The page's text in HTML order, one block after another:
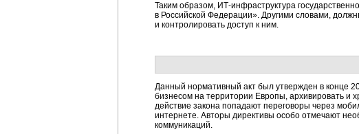
Таким образом, ИТ-инфраструктура
в Российской Федерации». Другими словами,
и контролировать доступ к ним.
Данный нормативный акт был утвержден в конце
бизнесом на территории Европы, архивировать и
действие закона попадают переговоры через
интернете. Авторы директивы особо отмечают
коммуникаций.